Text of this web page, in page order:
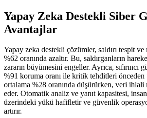
Yapay Zeka Destekli Siber
Avantajlar
Yapay zeka destekli çözümler, saldırı tespit
%62 oranında azaltır. Bu, saldırganların
zararın büyümesini engeller. Ayrıca, sıfırıncı
%91 koruma oranı ile kritik tehditleri
ortalama %28 oranında düşürürken, veri
eder. Otomatik analiz ve yanıt kapasitesi,
üzerindeki yükü hafifletir ve güvenlik
artırır.